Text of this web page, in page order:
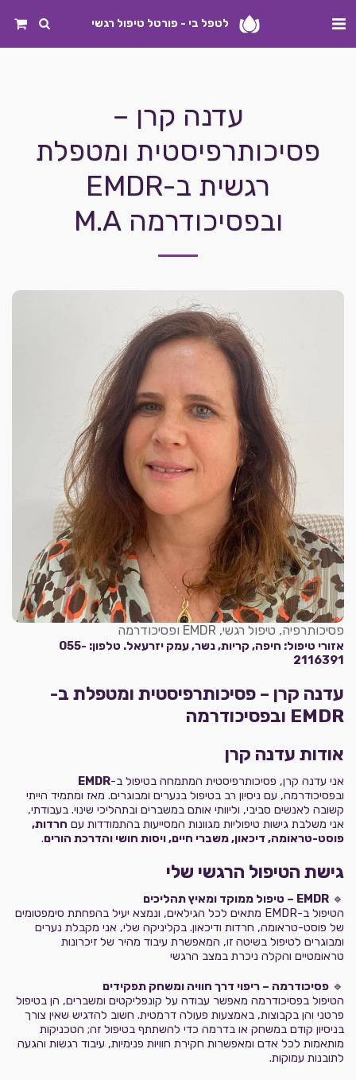
לטפל בי - פורטל טיפול רגשי
עדנה קרן –
פסיכותרפיסטית ומטפלת
רגשית ב-EMDR
ובפסיכודרמה M.A
פסיכותרפיה, טיפול רגשי, EMDR ופסיכודרמה
אזורי טיפול: חיפה, קריות, נשר, עמק יזרעאל. טלפון: 055-
2116391
עדנה קרן – פסיכותרפיסטית ומטפלת ב-
EMDR ובפסיכודרמה
אודות עדנה קרן
אני עדנה קרן, פסיכותרפיסטית המתמחה בטיפול ב-EMDR
ובפסיכודרמה, עם ניסיון רב בטיפול בנערים ומבוגרים. מאז ומתמיד הייתי
קשובה לאנשים סביבי, וליוותי אותם במשברים ובתהליכי שינוי. בעבודתי,
אני משלבת גישות טיפוליות מגוונות המסייעות בהתמודדות עם חרדות,
פוסט-טראומה, דיכאון, משברי חיים, ויסות חושי והדרכת הורים.
גישת הטיפול הרגשי שלי
🔹 EMDR – טיפול ממוקד ומאיץ תהליכים
הטיפול ב-EMDR מתאים לכל הגילאים, ונמצא יעיל בהפחתת סימפטומים
של פוסט-טראומה, חרדות ודיכאון. בקליניקה שלי, אני מקבלת נערים
ומבוגרים לטיפול בשיטה זו, המאפשרת עיבוד מהיר של זיכרונות
טראומטיים והקלה ניכרת במצב הרגשי
🔹 פסיכודרמה – ריפוי דרך חוויה ומשחק תפקידים
הטיפול בפסיכודרמה מאפשר עבודה על קונפליקטים ומשברים, הן בטיפול
פרטני והן בקבוצות, באמצעות פעולה דרמטית. חשוב להדגיש שאין צורך
בניסיון קודם במשחק או בדרמה כדי להשתתף בטיפול זה; הטכניקות
מותאמות לכל אדם ומאפשרות חקירת חוויות פנימיות, עיבוד רגשות והגעה
לתובנות עמוקות.